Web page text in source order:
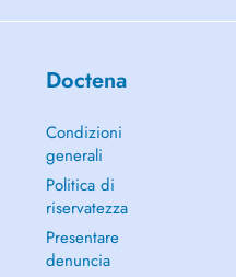
Doctena
Condizioni
generali
Politica di
riservatezza
Presentare
denuncia